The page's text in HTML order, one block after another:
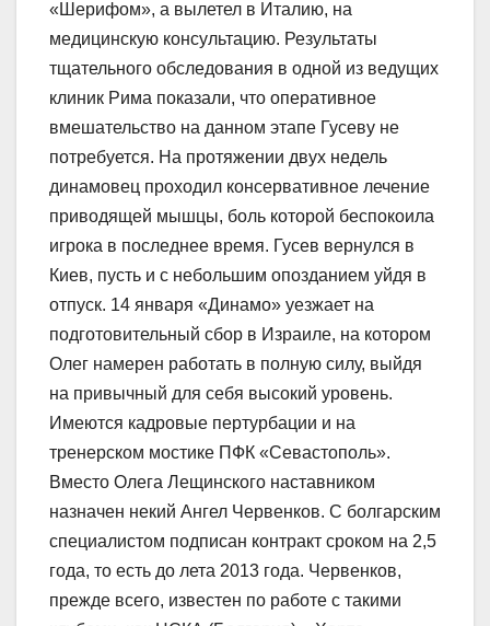
«Шерифом», а вылетел в Италию, на
медицинскую консультацию. Результаты
тщательного обследования в одной из ведущих
клиник Рима показали, что оперативное
вмешательство на данном этапе Гусеву не
потребуется. На протяжении двух недель
динамовец проходил консервативное лечение
приводящей мышцы, боль которой беспокоила
игрока в последнее время. Гусев вернулся в
Киев, пусть и с небольшим опозданием уйдя в
отпуск. 14 января «Динамо» уезжает на
подготовительный сбор в Израиле, на котором
Олег намерен работать в полную силу, выйдя
на привычный для себя высокий уровень.
Имеются кадровые пертурбации и на
тренерском мостике ПФК «Севастополь».
Вместо Олега Лещинского наставником
назначен некий Ангел Червенков. С болгарским
специалистом подписан контракт сроком на 2,5
года, то есть до лета 2013 года. Червенков,
прежде всего, известен по работе с такими